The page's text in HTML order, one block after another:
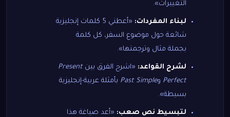
التغييرات».
لبناء المفردات:
«أعطني 5 كلمات إنجليزية
شائعة حول موضوع السفر، كل كلمة
بجملة مثال وترجمتها».
لشرح القواعد: «اشرح الفرق بينPresent
Perfect وPast Simple بأمثلة عربية-إنجليزية
بسيطة».
لتبسيط نص صعب: «أعد صياغة هذا